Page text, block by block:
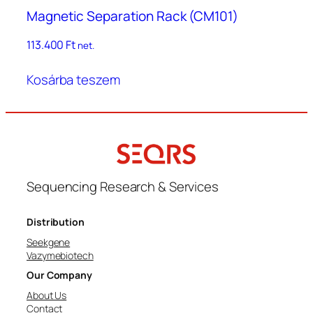
Magnetic Separation Rack (CM101)
113.400 Ft net.
Kosárba teszem
Sequencing Research & Services
Distribution
Seekgene
Vazymebiotech
Our Company
About Us
Contact